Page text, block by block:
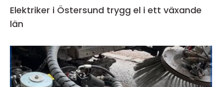
Elektriker i Östersund trygg el i ett växande
län